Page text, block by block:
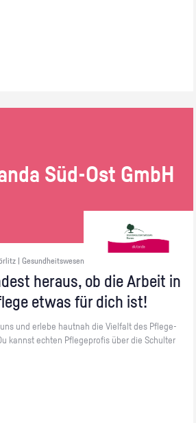
Süd-Ost GmbH
| Gesundheitswesen
her­aus, ob die Ar­beit in
etwas für dich ist!
uns und er­le­be haut­nah die Viel­falt des Pfle­ge­
kannst ech­ten Pfle­ge­pro­fis über die Schul­ter